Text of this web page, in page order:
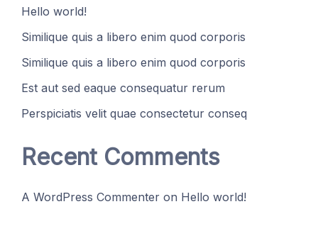
Hello world!
Similique quis a libero enim quod corporis
Similique quis a libero enim quod corporis
Est aut sed eaque consequatur rerum
Perspiciatis velit quae consectetur conseq
Recent Comments
A WordPress Commenter on Hello world!